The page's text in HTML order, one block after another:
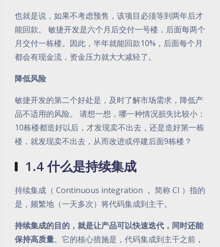
也就是说，如果不考虑预售，该项目必须等到两年后才
能回款。 敏捷开发是六个月后交付一号楼，后面每两个
月交付一栋楼。因此，半年就能回款10%，后面每个月
都会有现金流，资金压力就大大减轻了。
降低风险
敏捷开发的第二个好处是，及时了解市场需求，降低产
品不适用的风险。 请想一想，哪一种情况损失比较小：
10栋楼都造好以后，才发现卖不出去，还是造好第一栋
楼，就发现卖不出去，从而改进或停建后面9栋楼？
1.4 什么是持续集成
持续集成（ Continuous integration ， 简称 CI ）指的
是，频繁地（一天多次）将代码集成到主干。
持续集成的目的，就是让产品可以快速迭代，同时还能
保持高质量。它的核心措施是，代码集成到主干之前，